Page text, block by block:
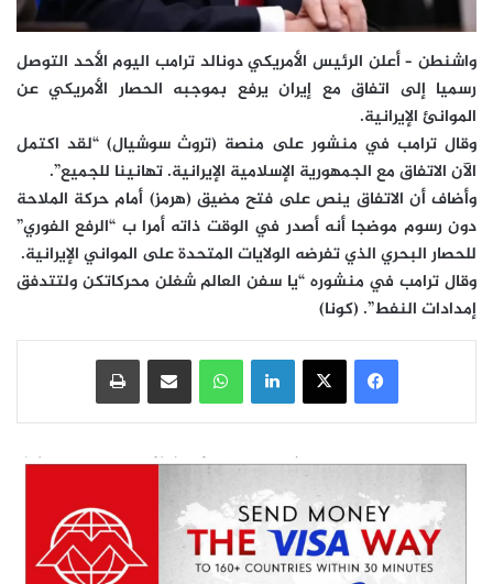
واشنطن – أعلن الرئيس الأمريكي دونالد ترامب اليوم الأحد التوصل
رسميا إلى اتفاق مع إيران يرفع بموجبه الحصار الأمريكي عن
الموانئ الإيرانية.
وقال ترامب في منشور على منصة (تروث سوشيال) “لقد اكتمل
الآن الاتفاق مع الجمهورية الإسلامية الإيرانية. تهانينا للجميع”.
وأضاف أن الاتفاق ينص على فتح مضيق (هرمز) أمام حركة الملاحة
دون رسوم موضجا أنه أصدر في الوقت ذاته أمرا ب “الرفع الفوري”
للحصار البحري الذي تفرضه الولايات المتحدة على المواني الإيرانية.
وقال ترامب في منشوره “يا سفن العالم شغلن محركاتكن ولتتدفق
إمدادات النفط”. (كونا)
فيسبوك‫X لينكدإنواتساب مشاركة عبر البريد طباعة